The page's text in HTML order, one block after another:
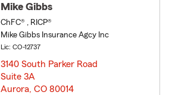
Mike Gibbs
ChFC® , RICP®
Mike Gibbs Insurance Agcy Inc
Lic: CO-12737
3140 South Parker Road
Suite 3A
Aurora, CO 80014